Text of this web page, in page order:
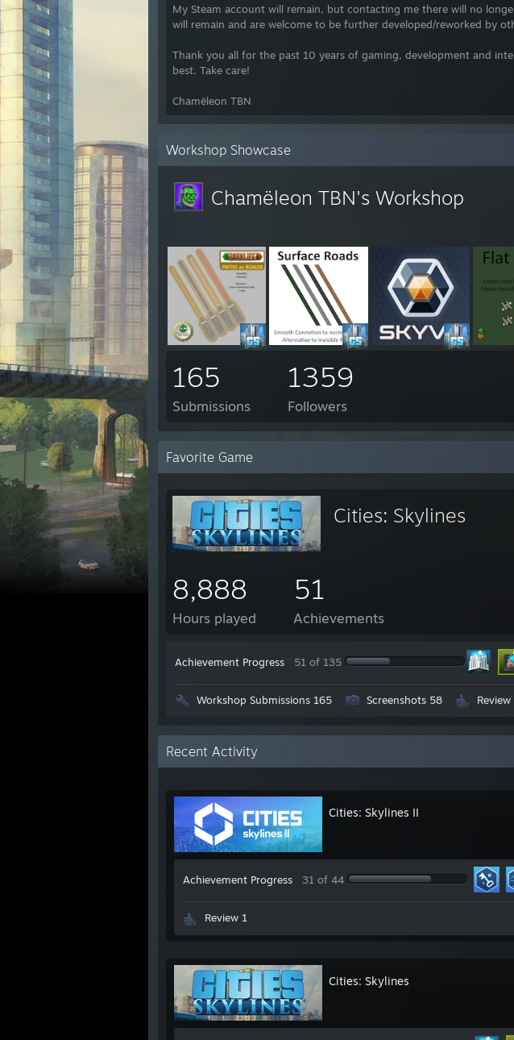
Deshalb habe ich beide Namen zu
Und auch im Ruhestand lässt mich
My Steam account will remain, but contacting me there will no
will remain and are welcome to be further developed/reworked by
Thank you all for the past 10 years of gaming, development and
best. Take care!
Chamëleon TBN
Workshop Showcase
Chamëleon TBN's Workshop
165
Submissions
1359
Followers
Favorite Game
Cities: Skylines
8,888
Hours played
51
Achievements
Achievement Progress 51 of 135
Workshop Submissions 165 Screenshots 58 Review
Recent Activity
Cities: Skylines II
Achievement Progress 31 of 44
Review 1
Cities: Skylines